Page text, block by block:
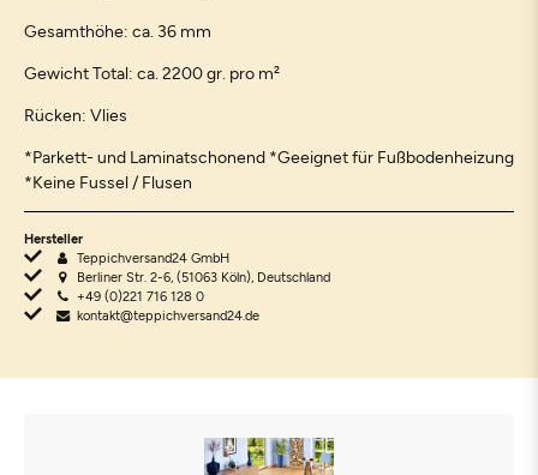
Gesamthöhe: ca. 36 mm
Gewicht Total: ca. 2200 gr. pro m²
Rücken: Vlies
*Parkett- und Laminatschonend *Geeignet für Fußbodenheizung
*Keine Fussel / Flusen
Hersteller
Teppichversand24 GmbH
Berliner Str. 2-6, (51063 Köln), Deutschland
+49 (0)221 716 128 0
kontakt@teppichversand24.de